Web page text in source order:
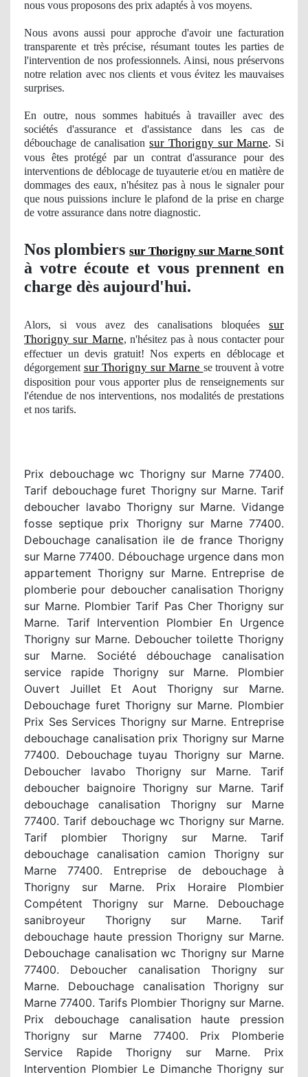
nous vous proposons des prix adaptés à vos moyens.
Nous avons aussi pour approche d'avoir une facturation
transparente et très précise, résumant toutes les parties de
l'intervention de nos professionnels. Ainsi, nous préservons
notre relation avec nos clients et vous évitez les mauvaises
surprises.
En outre, nous sommes habitués à travailler avec des
sociétés d'assurance et d'assistance dans les cas de
débouchage de canalisationsur Thorigny sur Marne. Si
vous êtes protégé par un contrat d'assurance pour des
interventions de déblocage de tuyauterie et/ou en matière de
dommages des eaux, n'hésitez pas à nous le signaler pour
que nous puissions inclure le plafond de la prise en charge
de votre assurance dans notre diagnostic.
Nos plombiers sur Thorigny sur Marne sont
à votre écoute et vous prennent en
charge dès aujourd'hui.
Alors, si vous avez des canalisations bloquées sur
Thorigny sur Marne, n'hésitez pas à nous contacter pour
effectuer un devis gratuit! Nos experts en déblocage et
dégorgement sur Thorigny sur Marne se trouvent à votre
disposition pour vous apporter plus de renseignements sur
l'étendue de nosinterventions, nos modalités de prestations
et nos tarifs.
Prix debouchage wc Thorigny sur Marne 77400.
Tarif debouchage furet Thorigny sur Marne. Tarif
deboucher lavabo Thorigny sur Marne. Vidange
fosse septique prix Thorigny sur Marne 77400.
Debouchage canalisation ile de france Thorigny
sur Marne 77400. Débouchage urgence dans mon
appartement Thorigny sur Marne. Entreprise de
plomberie pour deboucher canalisation Thorigny
sur Marne. Plombier Tarif Pas Cher Thorigny sur
Marne. Tarif Intervention Plombier En Urgence
Thorigny sur Marne. Deboucher toilette Thorigny
sur Marne. Société débouchage canalisation
service rapide Thorigny sur Marne. Plombier
Ouvert Juillet Et Aout Thorigny sur Marne.
Debouchage furet Thorigny sur Marne. Plombier
Prix Ses Services Thorigny sur Marne. Entreprise
debouchage canalisation prix Thorigny sur Marne
77400. Debouchage tuyau Thorigny sur Marne.
Deboucher lavabo Thorigny sur Marne. Tarif
deboucher baignoire Thorigny sur Marne. Tarif
debouchage canalisation Thorigny sur Marne
77400. Tarif debouchage wc Thorigny sur Marne.
Tarif plombier Thorigny sur Marne. Tarif
debouchage canalisation camion Thorigny sur
Marne 77400. Entreprise de debouchage à
Thorigny sur Marne. Prix Horaire Plombier
Compétent Thorigny sur Marne. Debouchage
sanibroyeur Thorigny sur Marne. Tarif
debouchage haute pression Thorigny sur Marne.
Debouchage canalisation wc Thorigny sur Marne
77400. Deboucher canalisation Thorigny sur
Marne. Debouchage canalisation Thorigny sur
Marne 77400. Tarifs Plombier Thorigny sur Marne.
Prix debouchage canalisation haute pression
Thorigny sur Marne 77400. Prix Plomberie
Service Rapide Thorigny sur Marne. Prix
Intervention Plombier Le Dimanche Thorigny sur